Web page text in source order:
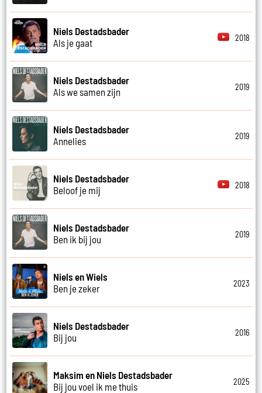
Niels Destadsbader
Als je gaat
2018
Niels Destadsbader
Als we samen zijn
2019
Niels Destadsbader
Annelies
2019
Niels Destadsbader
Beloof je mij
2018
Niels Destadsbader
Ben ik bij jou
2019
Niels en Wiels
Ben je zeker
2023
Niels Destadsbader
Bij jou
2016
Maksim en Niels Destadsbader
Bij jou voel ik me thuis
2025